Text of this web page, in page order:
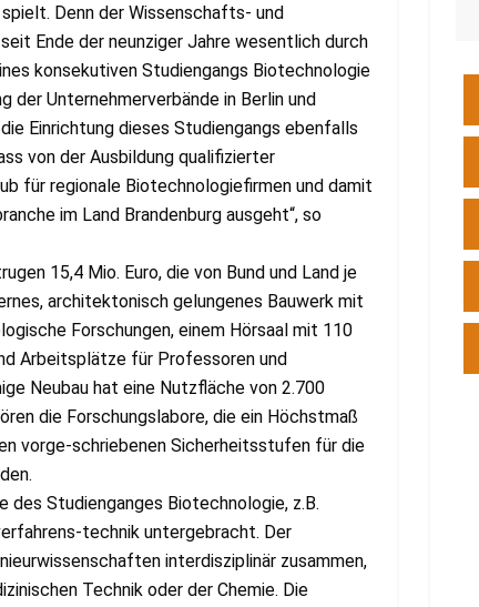
Denn der Wissenschafts- und
Ende der neunziger Jahre wesentlich durch
konsekutiven Studiengangs Biotechnologie
der Unternehmerverbände in Berlin und
Einrichtung dieses Studiengangs ebenfalls
von der Ausbildung qualifizierter
für regionale Biotechnologiefirmen und damit
im Land Brandenburg ausgeht“, so
15,4 Mio. Euro, die von Bund und Land je
architektonisch gelungenes Bauwerk mit
Forschungen, einem Hörsaal mit 110
Arbeitsplätze für Professoren und
Neubau hat eine Nutzfläche von 2.700
die Forschungslabore, die ein Höchstmaß
vorge-schriebenen Sicherheitsstufen für die
des Studienganges Biotechnologie, z.B.
technik untergebracht. Der
interdisziplinär zusammen,
Technik oder der Chemie. Die